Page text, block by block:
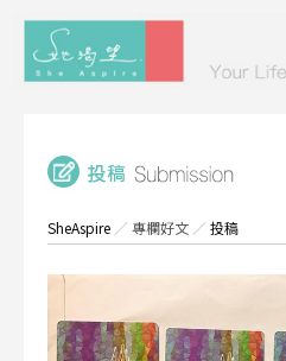
SheAspire ／專欄好文 ／投稿